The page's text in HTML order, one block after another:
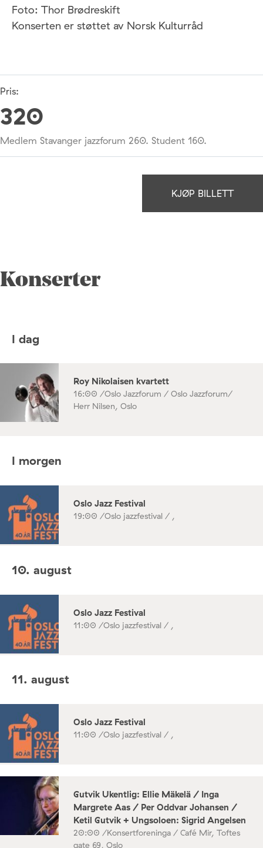
Foto: Thor Brødreskift
Konserten er støttet av Norsk Kulturråd
Pris:
320
Medlem Stavanger jazzforum 260. Student 160.
KJØP BILLETT
Konserter
I dag
Roy Nikolaisen kvartett
16:00 /Oslo Jazzforum / Oslo Jazzforum/
Herr Nilsen, Oslo
I morgen
Oslo Jazz Festival
19:00 /Oslo jazzfestival / ,
10. august
Oslo Jazz Festival
11:00 /Oslo jazzfestival / ,
11. august
Oslo Jazz Festival
11:00 /Oslo jazzfestival / ,
Gutvik Ukentlig: Ellie Mäkelä / Inga
Margrete Aas / Per Oddvar Johansen /
Ketil Gutvik + Ungsoloen: Sigrid Angelsen
20:00 /Konsertforeninga / Café Mir, Toftes
gate 69, Oslo